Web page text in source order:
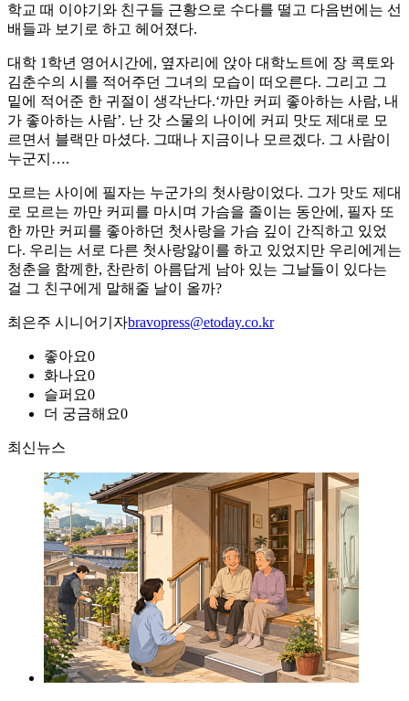
학교 때 이야기와 친구들 근황으로 수다를 떨고 다음번에는 선
배들과 보기로 하고 헤어졌다.
대학 1학년 영어시간에, 옆자리에 앉아 대학노트에 장 콕토와
김춘수의 시를 적어주던 그녀의 모습이 떠오른다. 그리고 그
밑에 적어준 한 귀절이 생각난다.‘까만 커피 좋아하는 사람, 내
가 좋아하는 사람’. 난 갓 스물의 나이에 커피 맛도 제대로 모
르면서 블랙만 마셨다. 그때나 지금이나 모르겠다. 그 사람이
누군지….
모르는 사이에 필자는 누군가의 첫사랑이었다. 그가 맛도 제대
로 모르는 까만 커피를 마시며 가슴을 졸이는 동안에, 필자 또
한 까만 커피를 좋아하던 첫사랑을 가슴 깊이 간직하고 있었
다. 우리는 서로 다른 첫사랑앓이를 하고 있었지만 우리에게는
청춘을 함께한, 찬란히 아름답게 남아 있는 그날들이 있다는
걸 그 친구에게 말해줄 날이 올까?
최은주 시니어기자bravopress@etoday.co.kr
좋아요0
화나요0
슬퍼요0
더 궁금해요0
최신뉴스